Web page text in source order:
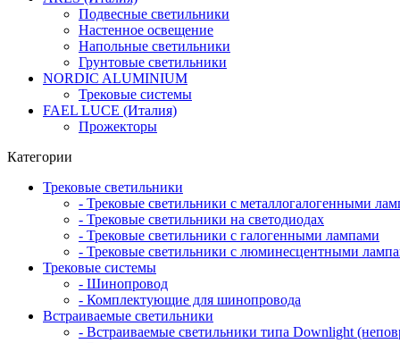
Подвесные светильники
Настенное освещение
Напольные светильники
Грунтовые светильники
NORDIC ALUMINIUM
Трековые системы
FAEL LUCE (Италия)
Прожекторы
Категории
Трековые светильники
- Трековые светильники с металлогалогенными
- Трековые светильники на светодиодах
- Трековые светильники с галогенными лампами
- Трековые светильники с люминесцентными
Трековые системы
- Шинопровод
- Комплектующие для шинопровода
Встраиваемые светильники
- Встраиваемые светильники типа Downlight